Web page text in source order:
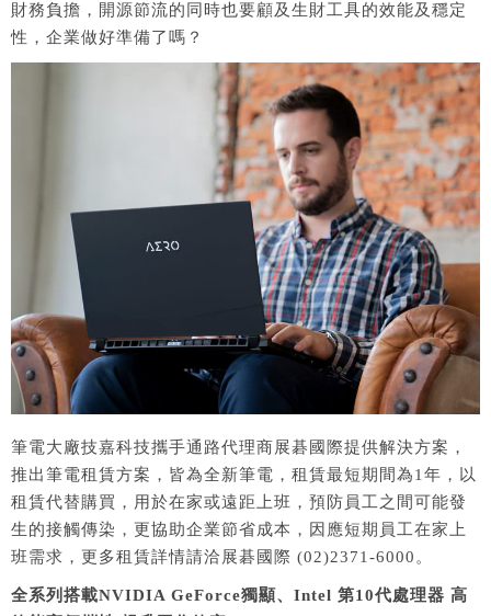
財務負擔，開源節流的同時也要顧及生財工具的效能及穩定
性，企業做好準備了嗎？
筆電大廠技嘉科技攜手通路代理商展碁國際提供解決方案，
推出筆電租賃方案，皆為全新筆電，租賃最短期間為1年，以
租賃代替購買，用於在家或遠距上班，預防員工之間可能發
生的接觸傳染，更協助企業節省成本，因應短期員工在家上
班需求，更多租賃詳情請洽展碁國際 (02)2371-6000。
全系列搭載NVIDIA GeForce獨顯、Intel 第10代處理器 高